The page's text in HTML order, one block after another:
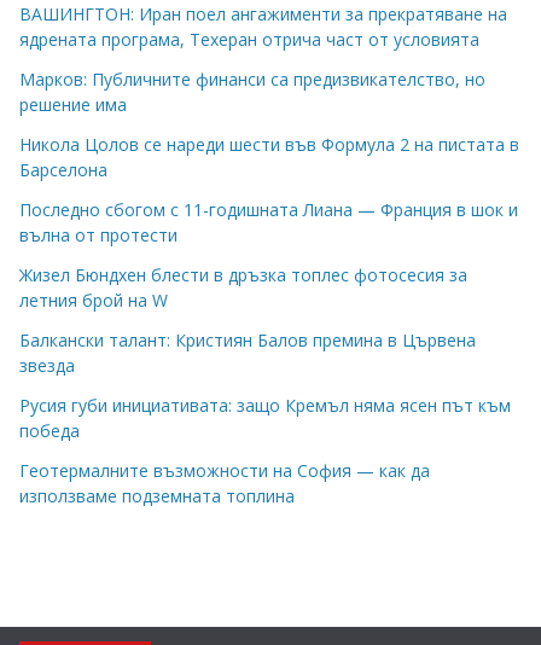
ВАШИНГТОН: Иран поел ангажименти за прекратяване на
ядрената програма, Техеран отрича част от условията
Марков: Публичните финанси са предизвикателство, но
решение има
Никола Цолов се нареди шести във Формула 2 на пистата в
Барселона
Последно сбогом с 11-годишната Лиана — Франция в шок и
вълна от протести
Жизел Бюндхен блести в дръзка топлес фотосесия за
летния брой на W
Балкански талант: Кристиян Балов премина в Цървена
звезда
Русия губи инициативата: защо Кремъл няма ясен път към
победа
Геотермалните възможности на София — как да
използваме подземната топлина